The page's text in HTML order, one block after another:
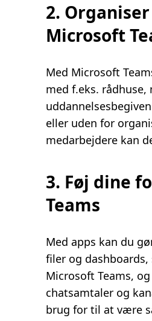
2.
Microsoft
Med Microsoft
med f.eks.
eller uden for
medarbejdere kan
3. Føj dine
Teams
Med apps kan du
filer og
Microsoft Teams,
chatsamtaler og
brug for til at være